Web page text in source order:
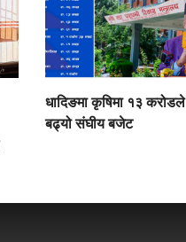
धादिङमा कृषिमा १३ करोडले
बढ्यो संघीय बजेट